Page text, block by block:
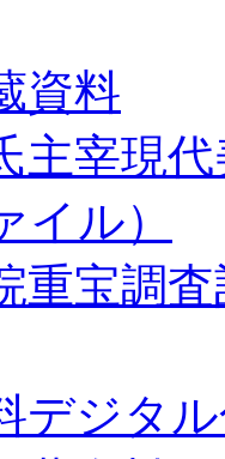
資料
主宰現
イル）
重宝調
デジタ